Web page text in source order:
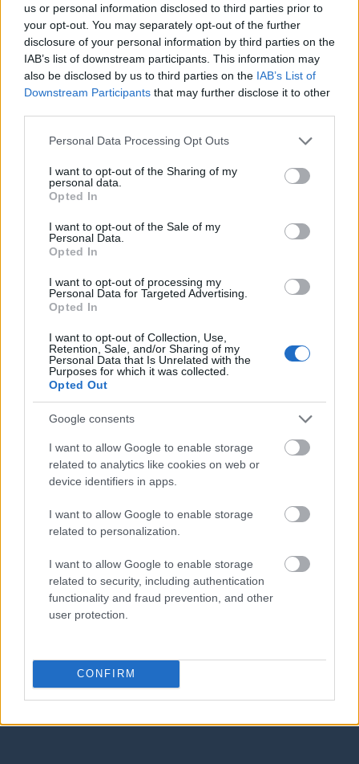
us or personal information disclosed to third parties prior to
your opt-out. You may separately opt-out of the further
disclosure of your personal information by third parties on the
IAB’s list of downstream participants. This information may
also be disclosed by us to third parties on the IAB’s List of
Downstream Participants that may further disclose it to other
Please note that this website/app uses one or more Google
not limited to your visit or usage behaviour. You may click to
grant or deny consent to Google and its third-party tags to
use your data for below specified purposes in below Google
consent section.
Personal Data Processing Opt Outs
I want to opt-out of the Sharing of my
personal data.
Opted In
I want to opt-out of the Sale of my
Personal Data.
Opted In
I want to opt-out of processing my
Personal Data for Targeted Advertising.
Opted In
I want to opt-out of Collection, Use,
Retention, Sale, and/or Sharing of my
Personal Data that Is Unrelated with the
Purposes for which it was collected.
Opted Out
Google consents
I want to allow Google to enable storage
related to analytics like cookies on web or
device identifiers in apps.
I want to allow Google to enable storage
related to personalization.
I want to allow Google to enable storage
related to security, including authentication
functionality and fraud prevention, and other
user protection.
CONFIRM
Ciekawostki
do syta — Skąd taka forma
ambicja— Ambicje nadambitnych
krawężnik— Niepoprawnykrawężnik?
trollować